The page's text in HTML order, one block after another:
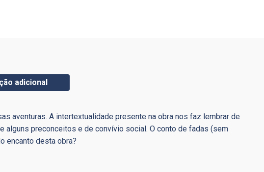
adicional
aventuras. A intertextualidade presente na obra nos faz lembrar de
alguns preconceitos e de convívio social. O conto de fadas (sem
encanto desta obra?